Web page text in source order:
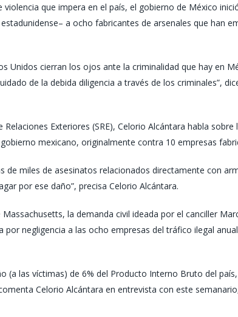
violencia que impera en el país, el gobierno de México
a ocho fabricantes de arsenales que han
Unidos cierran los ojos ante la criminalidad que hay en
de la debida diligencia a través de los criminales”,
Exteriores (SRE), Celorio Alcántara habla sobre
mexicano, originalmente contra 10 empresas
de miles de asesinatos relacionados directamente con
por ese daño”, precisa Celorio Alcántara.
la demanda civil ideada por el canciller
por negligencia a las ocho empresas del tráfico ilegal
(a las víctimas) de 6% del Producto Interno Bruto del
Celorio Alcántara en entrevista con este